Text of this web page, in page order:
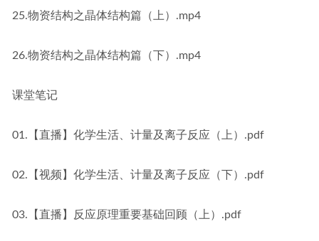
25.物资结构之晶体结构篇（上）.mp4
26.物资结构之晶体结构篇（下）.mp4
课堂笔记
01.【直播】化学生活、计量及离子反应（上）.pdf
02.【视频】化学生活、计量及离子反应（下）.pdf
03.【直播】反应原理重要基础回顾（上）.pdf